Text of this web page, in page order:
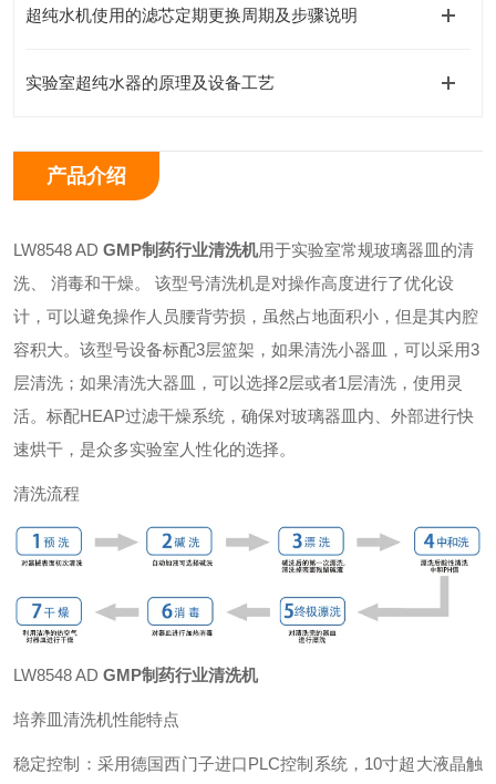
超纯水机使用的滤芯定期更换周期及步骤说明
实验室超纯水器的原理及设备工艺
产品介绍
LW8548 AD GMP制药行业清洗机用于实验室常规玻璃器皿的清
洗、 消毒和干燥。 该型号清洗机是对操作高度进行了优化设
计，可以避免操作人员腰背劳损，虽然占地面积小，但是其内腔
容积大。该型号设备标配3层篮架，如果清洗小器皿，可以采用3
层清洗；如果清洗大器皿，可以选择2层或者1层清洗，使用灵
活。标配HEAP过滤干燥系统，确保对玻璃器皿内、外部进行快
速烘干，是众多实验室人性化的选择。
清洗流程
LW8548 AD GMP制药行业清洗机
培养皿清洗机性能特点
稳定控制：采用德国西门子进口PLC控制系统，10寸超大液晶触